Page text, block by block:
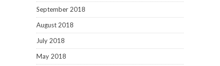
September 2018
August 2018
July 2018
May 2018